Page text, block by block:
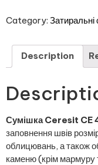
Category: Затиральні
Description
Сумішка Ceresit CE
заповнення швів
облицювань, а також
каменю (крім мармуру